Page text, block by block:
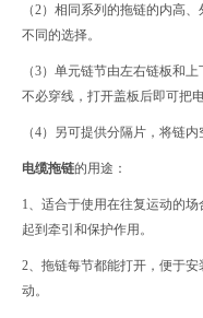
（2）相同系列的拖链的内高
不同的选择。
（3）单元链节由左右链板和
不必穿线，打开盖板后即可把
（4）另可提供分隔片，将链内
电缆拖链的用途：
1、适合于使用在往复运动的
起到牵引和保护作用。
2、拖链每节都能打开，便于
动。